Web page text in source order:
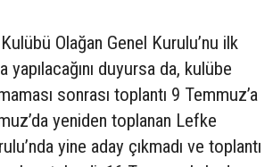
Olağan Genel Kurulu’nu ilk
yapılacağını duyursa da, kulübe
sonrası toplantı 9 Temmuz’a
yeniden toplanan Lefke
yine aday çıkmadı ve toplantı